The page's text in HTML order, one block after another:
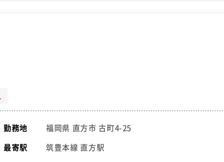
勤務地 福岡県 直方市 古町4-25
最寄駅 筑豊本線 直方駅